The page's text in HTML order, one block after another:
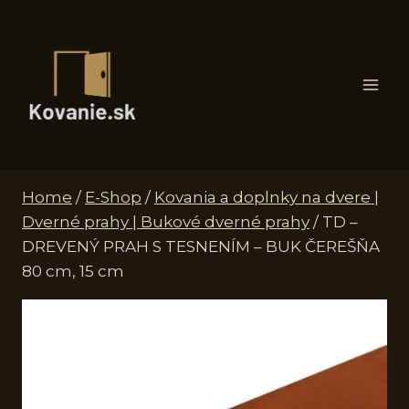
Home / E-Shop / Kovania a doplnky na dvere |
Dverné prahy | Bukové dverné prahy / TD –
DREVENÝ PRAH S TESNENÍM – BUK ČEREŠŇA
80 cm, 15 cm